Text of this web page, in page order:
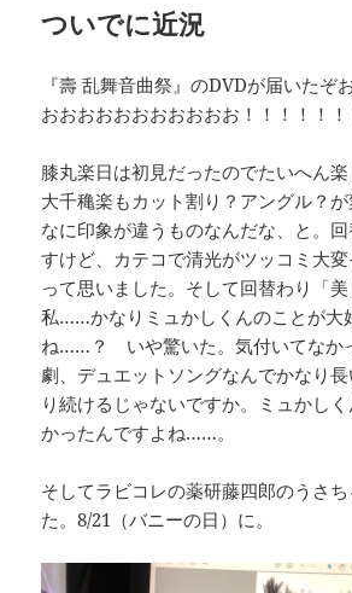
ついでに近況
『壽 乱舞音曲祭』のDVDが届いたぞ
おおおおおおおおおおお！！！！！！
膝丸楽日は初見だったのでたいへん楽
大千穐楽もカット割り？アングル？
なに印象が違うものなんだな、と。
すけど、カテコで清光がツッコミ大
って思いました。そして回替わり「美
私……かなりミュかしくんのことが大
ね……？ いや驚いた。気付いてなか
劇、デュエットソングなんでかなり
り続けるじゃないですか。ミュかし
かったんですよね……。
そしてラビコレの薬研藤四郎のうさ
た。8/21（バニーの日）に。